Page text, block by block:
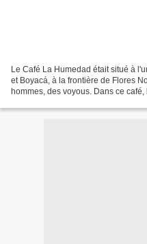
Le Café La Humedad était situé à
et Boyacá, à la frontière de Flores
hommes, des voyous. Dans ce